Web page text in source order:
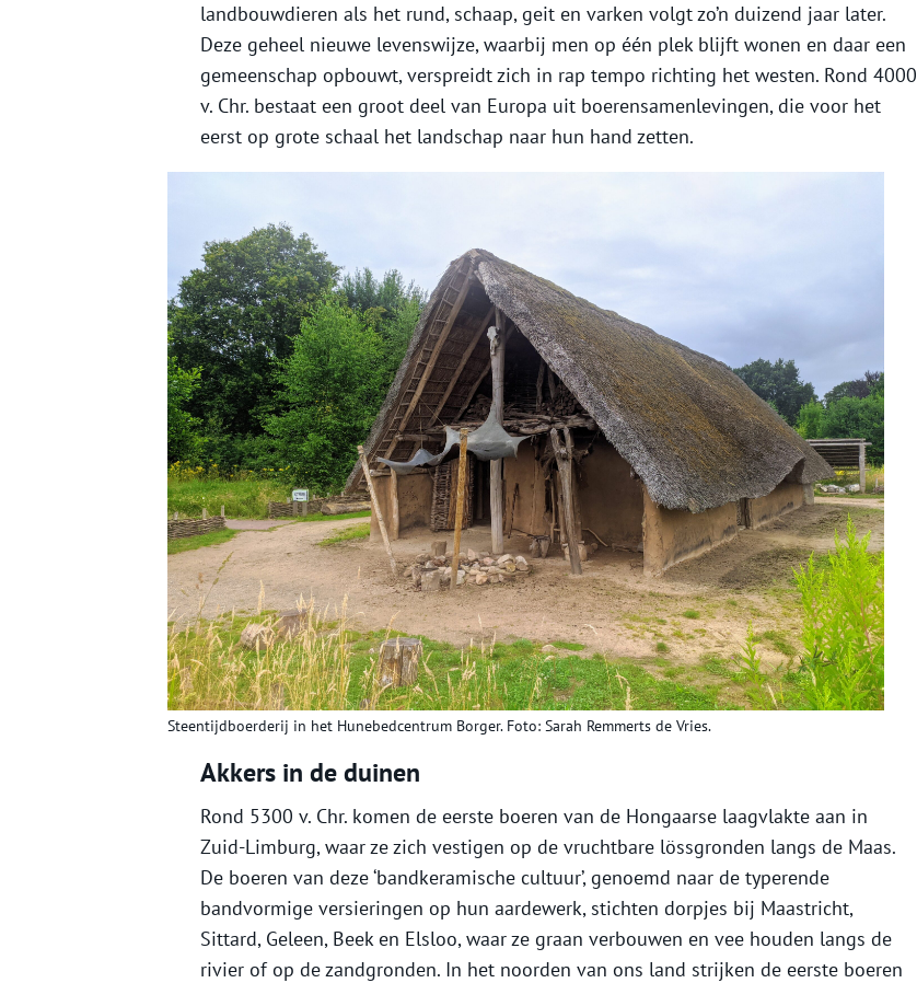
landbouwdieren als het rund, schaap, geit en varken volgt zo’n duizend jaar later.
Deze geheel nieuwe levenswijze, waarbij men op één plek blijft wonen en daar een
gemeenschap opbouwt, verspreidt zich in rap tempo richting het westen. Rond 4000
v. Chr. bestaat een groot deel van Europa uit boerensamenlevingen, die voor het
eerst op grote schaal het landschap naar hun hand zetten.
Steentijdboerderij in het Hunebedcentrum Borger. Foto: Sarah Remmerts de Vries.
Akkers in de duinen
Rond 5300 v. Chr. komen de eerste boeren van de Hongaarse laagvlakte aan in
Zuid-Limburg, waar ze zich vestigen op de vruchtbare lössgronden langs de Maas.
De boeren van deze ‘bandkeramische cultuur’, genoemd naar de typerende
bandvormige versieringen op hun aardewerk, stichten dorpjes bij Maastricht,
Sittard, Geleen, Beek en Elsloo, waar ze graan verbouwen en vee houden langs de
rivier of op de zandgronden. In het noorden van ons land strijken de eerste boeren